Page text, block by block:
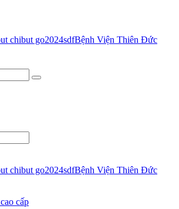
chibut go2024sdfBệnh Viện Thiên Đức
chibut go2024sdfBệnh Viện Thiên Đức
cấp